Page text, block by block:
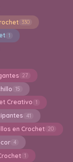
330
1
27
15
Creativo 1
41
en Crochet 20
4
1